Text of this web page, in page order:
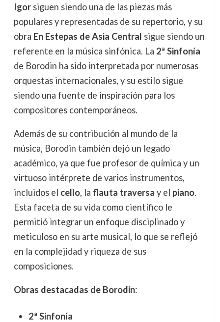
Igorsiguen siendo una de las piezas más
populares y representadas de su repertorio, y su
obra En Estepas de Asia Central sigue siendo un
referente en la música sinfónica. La 2ª Sinfonía
de Borodin ha sido interpretada por numerosas
orquestas internacionales, y su estilo sigue
siendo una fuente de inspiración para los
compositores contemporáneos.
Además de su contribución al mundo de la
música, Borodin también dejó un legado
académico, ya que fue profesor de química y un
virtuoso intérprete de varios instrumentos,
incluidos el cello, la flauta traversa y el piano.
Esta faceta de su vida como científico le
permitió integrar un enfoque disciplinado y
meticuloso en su arte musical, lo que se reflejó
en la complejidad y riqueza de sus
composiciones.
Obras destacadas de Borodin:
2ª Sinfonía